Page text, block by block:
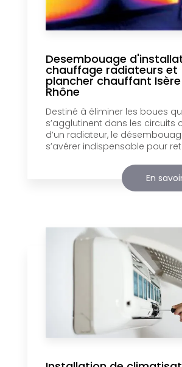
Desembouage
chauffage radiateurs et
plancher chauffant
Rhône
Destiné à éliminer les boues
s’agglutinent dans les circuits
d’un radiateur, le
s’avérer indispensable pour
En